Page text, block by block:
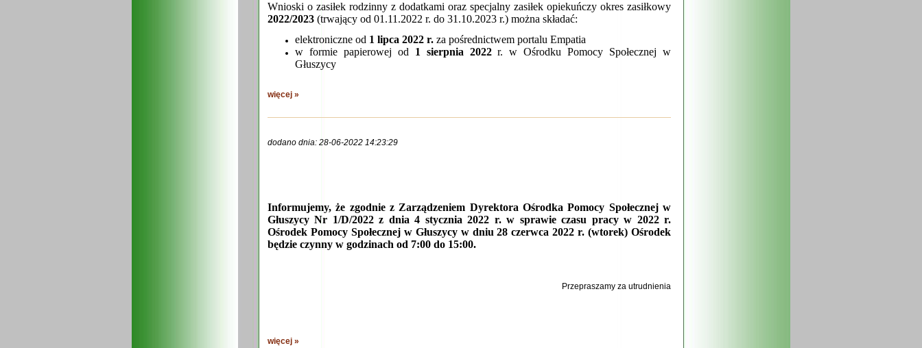
Wnioski o zasiłek rodzinny z dodatkami oraz specjalny zasiłek opiekuńczy okres zasiłkowy
2022/2023 (trwający od 01.11.2022 r. do 31.10.2023 r.) można składać:
elektroniczne od 1 lipca 2022 r. za pośrednictwem portalu Empatia
w formie papierowej od 1 sierpnia 2022r. w Ośrodku Pomocy Społecznej w
Głuszycy
więcej »
dodano dnia: 28-06-2022 14:23:29
Informujemy, że zgodnie z Zarządzeniem Dyrektora Ośrodka Pomocy Społecznej w
Głuszycy Nr 1/D/2022 z dnia 4 stycznia 2022 r. w sprawie czasu pracy w 2022 r.
Ośrodek Pomocy Społecznej w Głuszycy w dniu 28 czerwca 2022 r. (wtorek) Ośrodek
będzie czynny w godzinach od 7:00 do 15:00.
Przepraszamy za utrudnienia
więcej »